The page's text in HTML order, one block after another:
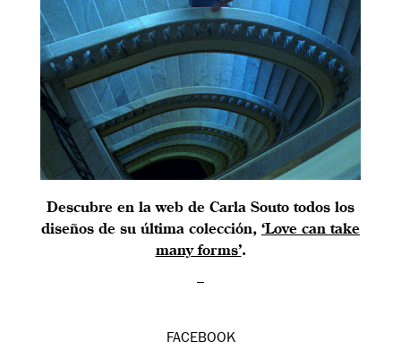
Descubre en la web de Carla Souto todos los
diseños de su última colección, ‘Love can take
many forms’.
–
FACEBOOK